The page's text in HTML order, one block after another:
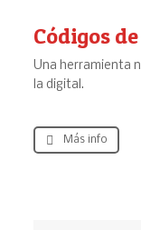
Códigos
Una herramienta
la digital.
Más info